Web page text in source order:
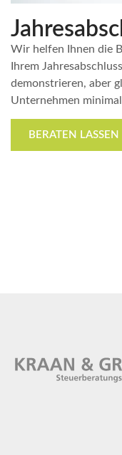
Wir helfen Ihnen die
Ihrem
demonstrieren, aber
Unternehmen
BERATEN LASSEN